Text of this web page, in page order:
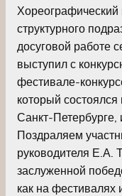
Хореографический
структурного
досуговой работе
выступил с
фестивале-
который
Санкт-Петербурге,
Поздраляем
руководителя Е.А.
заслуженной
как на фестивалях